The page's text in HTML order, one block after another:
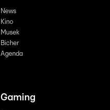
News
Kino
Musek
Bicher
Agenda
Gaming